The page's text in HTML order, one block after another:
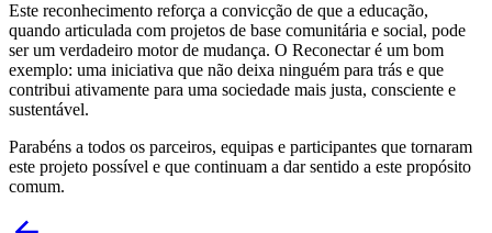
Este reconhecimento reforça a convicção de que a educação,
quando articulada com projetos de base comunitária e social, pode
ser um verdadeiro motor de mudança. O Reconectar é um bom
exemplo: uma iniciativa que não deixa ninguém para trás e que
contribui ativamente para uma sociedade mais justa, consciente e
sustentável.
Parabéns a todos os parceiros, equipas e participantes que tornaram
este projeto possível e que continuam a dar sentido a este propósito
comum.